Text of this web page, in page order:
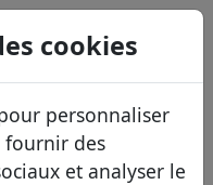
cookies
personnaliser
fournir des
et analyser le